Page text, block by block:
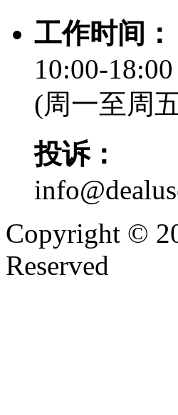
工作时间：
10:00-18:00
(周一至周
投诉：
Copyright ©
Reserved